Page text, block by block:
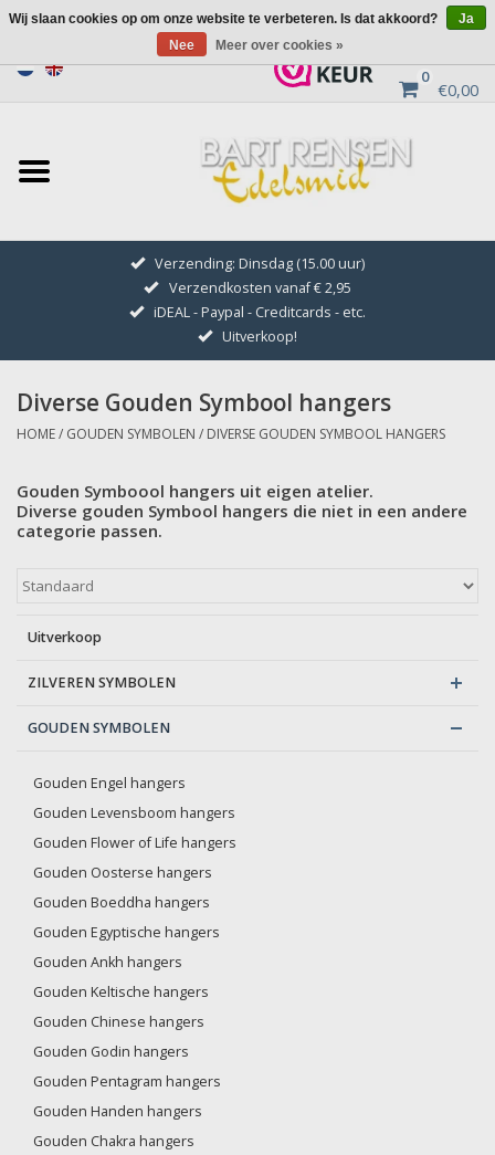
0
€0,00
Home
Uitverkoop
GOUDEN SYMBOLEN
Hanger Kettingen
Oorhangers
Blog
Verzending: Dinsdag (15.00 uur)
Verzendkosten vanaf € 2,95
iDEAL - Paypal - Creditcards - etc.
Uitverkoop!
Diverse Gouden Symbool hangers
HOME/ GOUDEN SYMBOLEN / DIVERSE GOUDEN SYMBOOL HANGERS
Gouden Symboool hangers uit eigen atelier.
Diverse gouden Symbool hangers die niet in een andere
categorie passen.
Uitverkoop
ZILVEREN SYMBOLEN
GOUDEN SYMBOLEN
Gouden Engel hangers
Gouden Levensboom hangers
Gouden Flower of Life hangers
Gouden Oosterse hangers
Gouden Boeddha hangers
Gouden Egyptische hangers
Gouden Ankh hangers
Gouden Keltische hangers
Gouden Chinese hangers
Gouden Godin hangers
Gouden Pentagram hangers
Gouden Handen hangers
Gouden Chakra hangers
Wij slaan cookies op om onze website te verbeteren. Is dat akkoord?
Ja
Nee
Meer over cookies »